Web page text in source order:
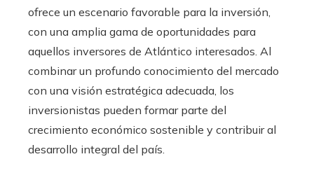
ofrece un escenario favorable para la inversión,
con una amplia gama de oportunidades para
aquellos inversores de Atlántico interesados. Al
combinar un profundo conocimiento del mercado
con una visión estratégica adecuada, los
inversionistas pueden formar parte del
crecimiento económico sostenible y contribuir al
desarrollo integral del país.